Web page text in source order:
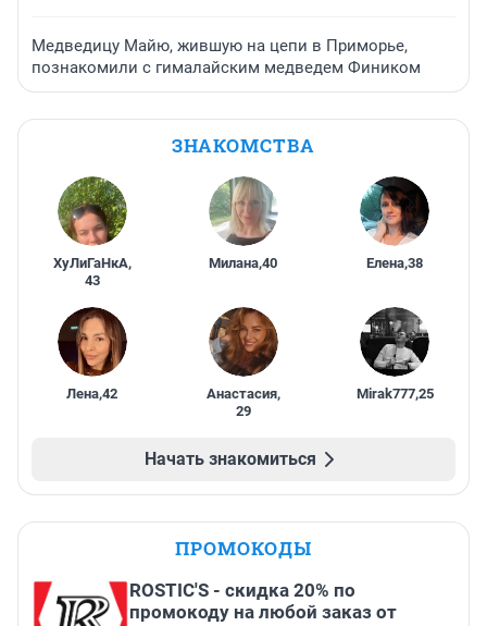
Медведицу Майю, жившую на цепи в Приморье,
познакомили с гималайским медведем Фиником
ЗНАКОМСТВА
ХуЛиГаНкА,
43
Милана,40 Елена,38
Лена,42 Анастасия,
29
Mirak777,25
Начать знакомиться
ПРОМОКОДЫ
ROSTIC'S - скидка 20% по
промокоду на любой заказ от